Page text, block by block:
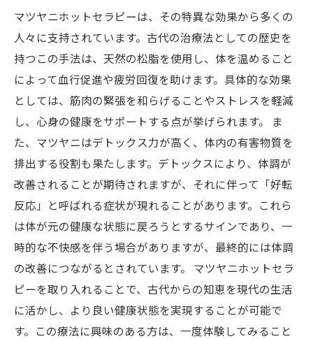
マツヤニホットセラピーを日常に取り入れる方
法
新しい健康法としてのマツヤニ：豊かなライフ
スタイルの実現
マツヤニホットセラピーは、その特異な効果から多くの
人々に支持されています。古代の治療法としての歴史を
持つこの手法は、天然の松脂を使用し、体を温めること
によって血行促進や疲労回復を助けます。具体的な効果
としては、筋肉の緊張を和らげることやストレスを軽減
し、心身の健康をサポートする点が挙げられます。 ま
た、マツヤニはデトックス力が高く、体内の有害物質を
排出する役割も果たします。デトックスにより、体調が
改善されることが期待されますが、それに伴って「好転
反応」と呼ばれる症状が現れることがあります。これら
は体が元の健康な状態に戻ろうとするサインであり、一
時的な不快感を伴う場合がありますが、最終的には体調
の改善につながるとされています。 マツヤニホットセラ
ピーを取り入れることで、古代からの知恵を現代の生活
に活かし、より良い健康状態を実現することが可能で
す。この療法に興味のある方は、一度体験してみること